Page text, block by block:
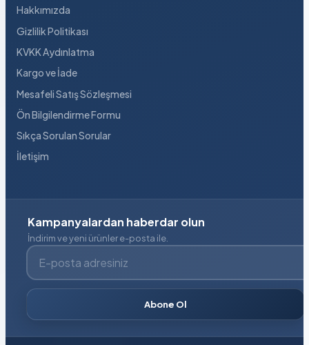
Hakkımızda
Gizlilik Politikası
KVKK Aydınlatma
Kargo ve İade
Mesafeli Satış Sözleşmesi
Ön Bilgilendirme Formu
Sıkça Sorulan Sorular
İletişim
Kampanyalardan haberdar olun
İndirim ve yeni ürünler e-posta ile.
E-posta adresiniz
Abone Ol